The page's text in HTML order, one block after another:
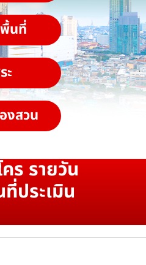
นที่
ะ
งสวน
ร รายวัน
ประเมิน